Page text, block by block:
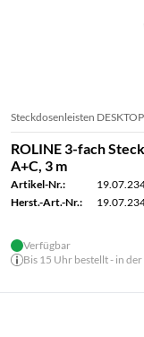
Steckdosenleisten DESKTOP
ROLINE 3-fach
A+C, 3 m
Artikel-Nr.:
Herst.-Art.-Nr.:
Verfügbar
Bis 15 Uhr bestellt - in